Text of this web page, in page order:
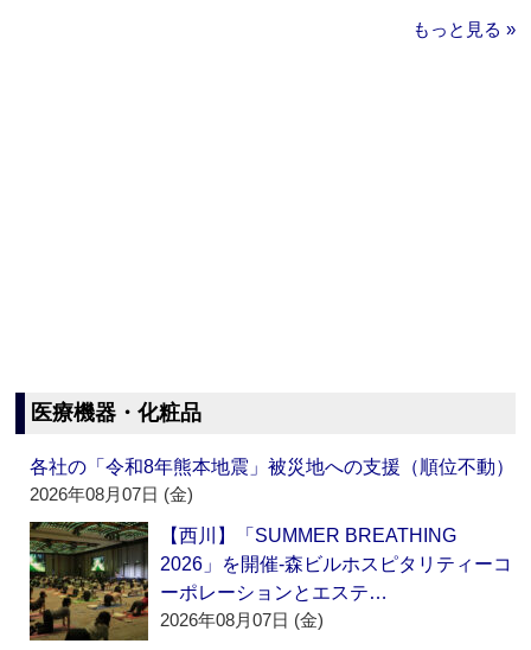
もっと見る »
医療機器・化粧品
各社の「令和8年熊本地震」被災地への支援（順位不動）
2026年08月07日 (金)
【西川】「SUMMER BREATHING
2026」を開催‐森ビルホスピタリティーコ
ーポレーションとエステ…
2026年08月07日 (金)